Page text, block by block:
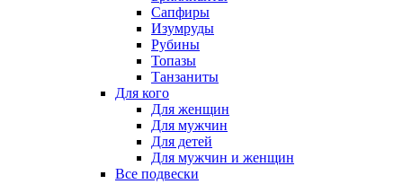
Сапфиры
Изумруды
Рубины
Топазы
Танзаниты
Для кого
Для женщин
Для мужчин
Для детей
Для мужчин и женщин
Все подвески